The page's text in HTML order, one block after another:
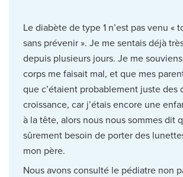
Le diabète de type 1 n’est pas venu «
sans prévenir ». Je me sentais déjà
depuis plusieurs jours. Je me
corps me faisait mal, et que mes
que c’étaient probablement juste des
croissance, car j’étais encore une
à la tête, alors nous nous sommes dit
sûrement besoin de porter des
mon père.
Nous avons consulté le pédiatre non